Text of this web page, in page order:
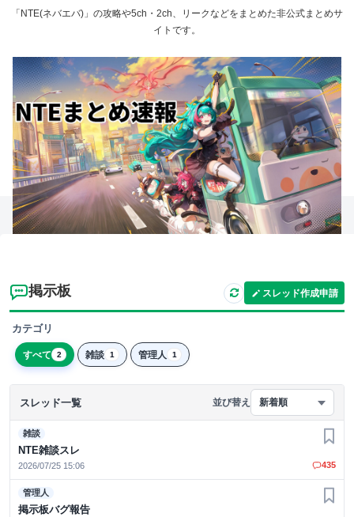
「NTE(ネバエバ)」の攻略や5ch・2ch、リークなどをまとめた非公式まとめサ
イトです。
掲示板 スレッド作成申請
カテゴリ
すべて 2 雑談 1 管理人 1
スレッド一覧 並び替え 新着順
雑談
NTE雑談スレ
2026/07/25 15:06
お気
435
管理人
掲示板バグ報告
お気